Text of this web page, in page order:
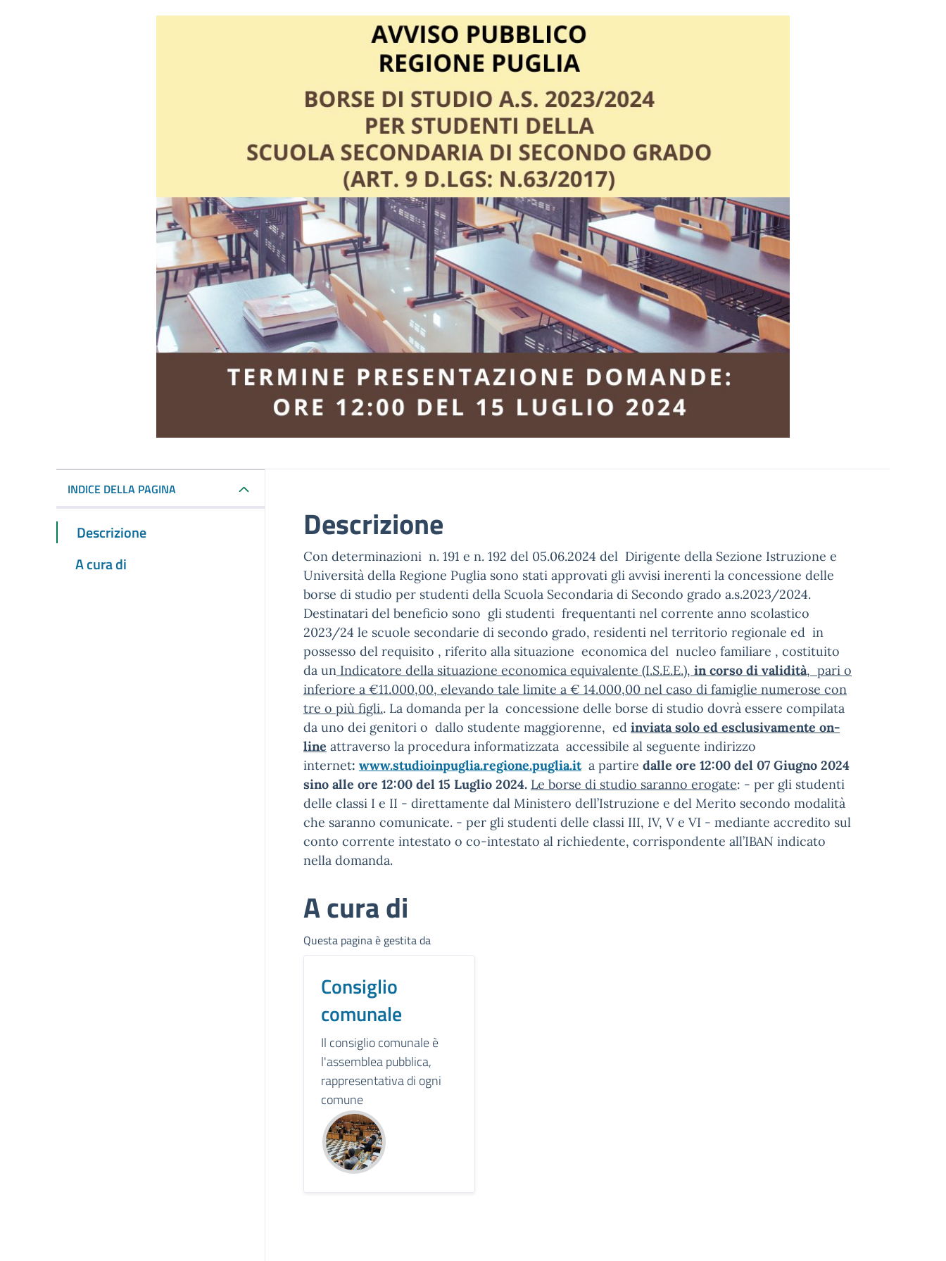
INDICE DELLA PAGINA
Descrizione
A cura di
Descrizione
Con determinazioni n. 191 e n. 192 del 05.06.2024 del Dirigente della Sezione Istruzione e
Università della Regione Puglia sono stati approvati gli avvisi inerenti la concessione delle
borse di studio per studenti della Scuola Secondaria di Secondo grado a.s.2023/2024.
Destinatari del beneficio sono gli studenti frequentanti nel corrente anno scolastico
2023/24 le scuole secondarie di secondo grado, residenti nel territorio regionale ed in
possesso del requisito , riferito alla situazione economica del nucleo familiare , costituito
da un Indicatore della situazione economica equivalente (I.S.E.E.), in corso di validità, pari o
inferiore a €11.000,00, elevando tale limite a € 14.000,00 nel caso di famiglie numerose con
tre o più figli.. La domanda per la concessione delle borse di studio dovrà essere compilata
da uno dei genitori o dallo studente maggiorenne, ed inviata solo ed esclusivamente on-
line attraverso la procedura informatizzata accessibile al seguente indirizzo
internet: www.studioinpuglia.regione.puglia.it a partire dalle ore 12:00 del 07 Giugno 2024
sino alle ore 12:00 del 15 Luglio 2024. Le borse di studio saranno erogate: - per gli studenti
delle classi I e II - direttamente dal Ministero dell’Istruzione e del Merito secondo modalità
che saranno comunicate. - per gli studenti delle classi III, IV, V e VI - mediante accredito sul
conto corrente intestato o co-intestato al richiedente, corrispondente all’IBAN indicato
nella domanda.
A cura di
Questa pagina è gestita da
Consiglio
comunale
Il consiglio comunale è
l'assemblea pubblica,
rappresentativa di ogni
comune